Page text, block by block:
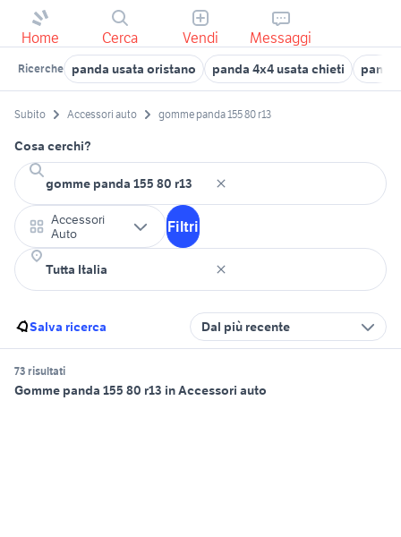
Home Cerca Vendi Messaggi
Ricerche panda usata oristano panda 4x4 usata chieti panda
Subito Accessori auto gomme panda 155 80 r13
Cosa cerchi?
Accessori
Auto
Filtri
Salva ricerca Dal più recente
73 risultati
Gomme panda 155 80 r13 in Accessori auto